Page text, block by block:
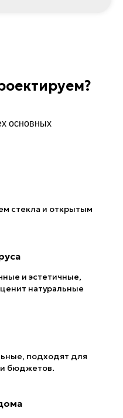
основных
стекла и открытым
и эстетичные,
натуральные
подходят для
и бюджетов.